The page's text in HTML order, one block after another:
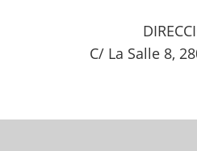
C/ La Salle 8,